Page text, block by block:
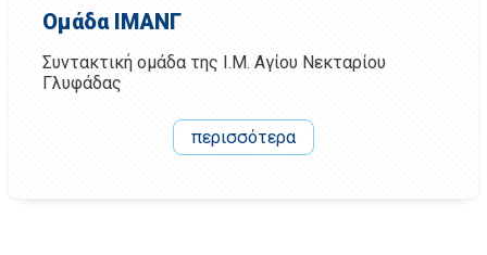
Ομάδα ΙΜΑΝΓ
Συντακτική ομάδα της Ι.Μ. Αγίου Νεκταρίου
Γλυφάδας
περισσότερα